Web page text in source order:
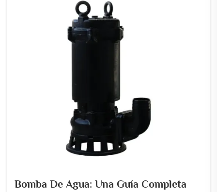
Bomba De Agua: Una Guía Completa